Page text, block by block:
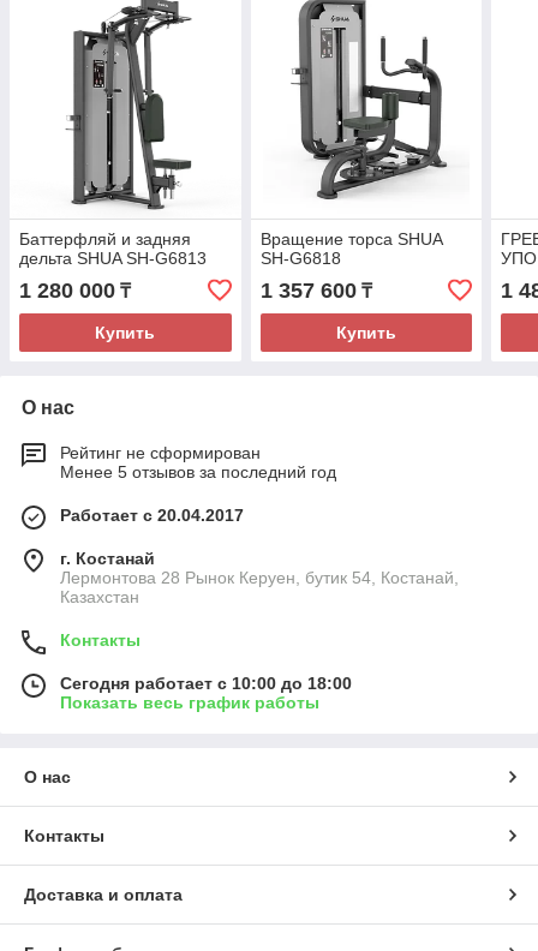
Баттерфляй и задняя
дельта SHUA SH-G6813
1 280 000 ₸
Купить
Вращение торса SHUA
SH-G6818
1 357 600₸
Купить
1
О нас
Рейтинг не сформирован
Менее 5 отзывов за последний год
Работает с 20.04.2017
г. Костанай
Лермонтова 28 Рынок Керуен, бутик 54, Костанай,
Казахстан
Контакты
Сегодня работает с 10:00 до 18:00
Показать весь график работы
О нас
Контакты
Доставка и оплата